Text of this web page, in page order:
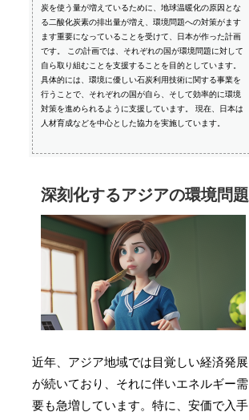
炭を使う量が増えているために、地球温暖化の原因とな
る二酸化炭素の排出量が増え、環境問題への対策がます
ます重要になっていることを受けて、日本が作った計画
です。 この計画では、それぞれの国が環境問題に対して
自ら取り組むことを支援することを目的としています。
具体的には、環境に優しい石炭利用技術に関する事業を
行うことで、それぞれの国が自ら、そして効率的に環境
対策を進められるように支援しています。 現在、日本は
人材育成などを中心とした協力を実施しています。
深刻化するアジアの環境問題
近年、アジア地域では目覚しい経済発展
が続いており、それに伴いエネルギー需
要も急増しています。特に、安価で入手